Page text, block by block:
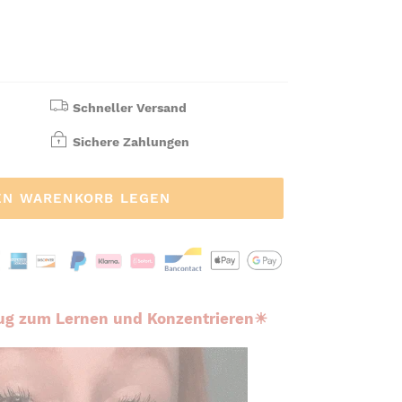
Schneller Versand
Sichere Zahlungen
WARENKORB LEGEN
zum Lernen und Konzentrieren☀